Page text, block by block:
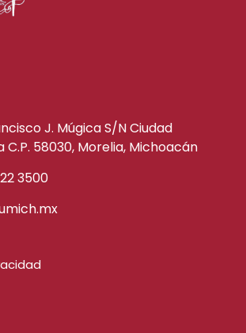
J. Múgica S/N Ciudad
C.P. 58030, Morelia, Michoacán
3500